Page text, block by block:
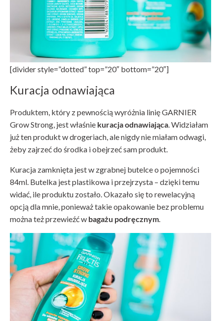
[divider style=”dotted” top=”20″ bottom=”20″]
Kuracja odnawiająca
Produktem, który z pewnością wyróżnia linię GARNIER
Grow Strong, jest właśnie kuracja odnawiająca . Widziałam
już ten produkt w drogeriach, ale nigdy nie miałam odwagi,
żeby zajrzeć do środka i obejrzeć sam produkt.
Kuracja zamknięta jest w zgrabnej butelce o pojemności
84ml. Butelka jest plastikowa i przejrzysta – dzięki temu
widać, ile produktu zostało. Okazało się to rewelacyjną
opcją dla mnie, ponieważ takie opakowanie bez problemu
można też przewieźć w bagażu podręcznym